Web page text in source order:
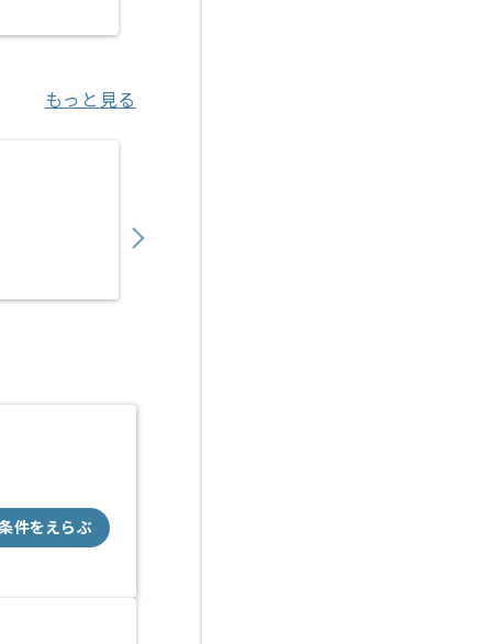
もっと見る
件をえらぶ